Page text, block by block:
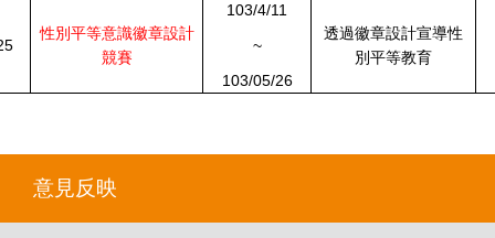
性別平等意識徽章設計
競賽
103/4/11
~
103/05/26
透過徽章設計宣導性
別平等教育
意見反映